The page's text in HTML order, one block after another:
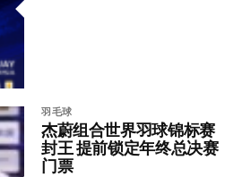
羽毛球
杰蔚组合世界羽球锦标赛
封王 提前锁定年终总决赛
门票